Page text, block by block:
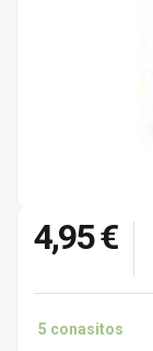
4,95 €
5 conasitos